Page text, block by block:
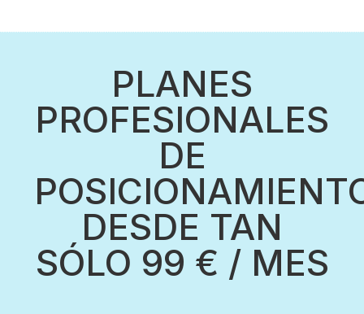
PLANES
PROFESIONALES
DE
DESDE TAN
SÓLO 99 € / MES